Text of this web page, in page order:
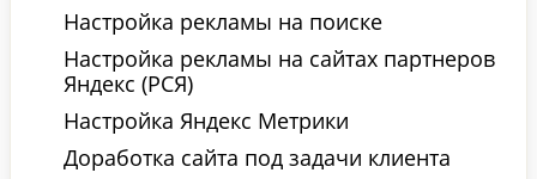
Настройка рекламы на поиске
Настройка рекламы на сайтах партнеров
Яндекс (РСЯ)
Настройка Яндекс Метрики
Доработка сайта под задачи клиента